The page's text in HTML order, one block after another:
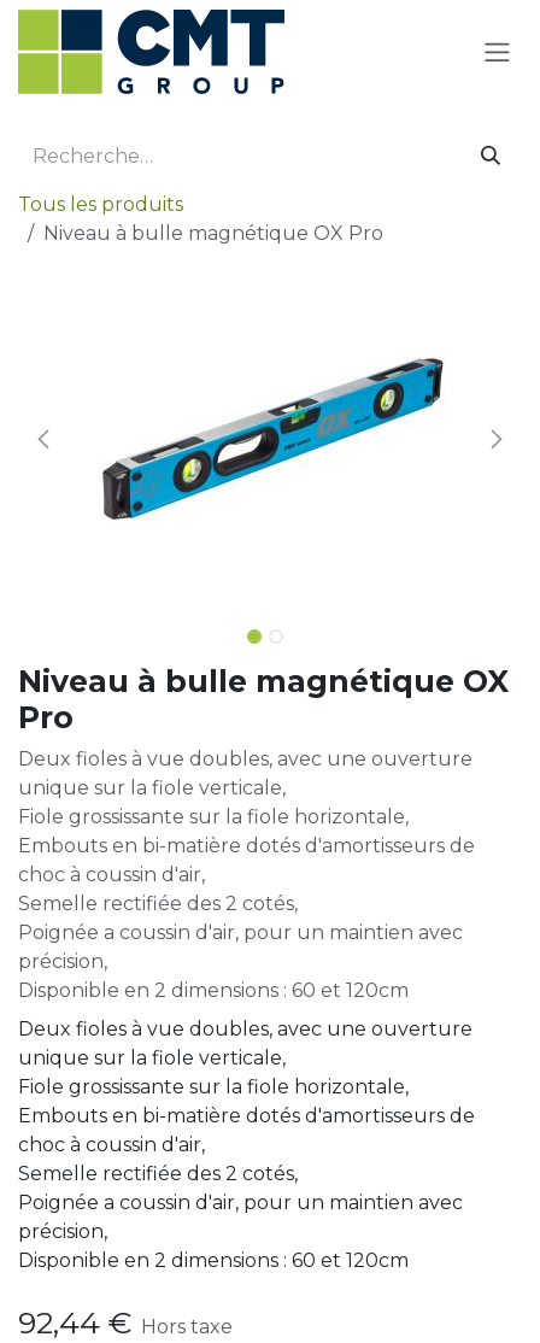
Se rendre au contenu
Tous les produits
Niveau à bulle magnétique OX Pro
Niveau à bulle magnétique OX
Pro
Deux fioles à vue doubles, avec une ouverture
unique sur la fiole verticale,
Fiole grossissante sur la fiole horizontale,
Embouts en bi-matière dotés d'amortisseurs de
choc à coussin d'air,
Semelle rectifiée des 2 cotés,
Poignée a coussin d'air, pour un maintien avec
précision,
Disponible en 2 dimensions : 60 et 120cm
Deux fioles à vue doubles, avec une ouverture
unique sur la fiole verticale,
Fiole grossissante sur la fiole horizontale,
Embouts en bi-matière dotés d'amortisseurs de
choc à coussin d'air,
Semelle rectifiée des 2 cotés,
Poignée a coussin d'air, pour un maintien avec
précision,
Disponible en 2 dimensions : 60 et 120cm
92,44 € Hors taxe